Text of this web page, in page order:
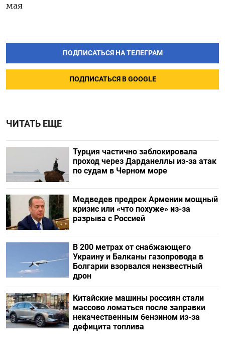
мая
ПОДПИСАТЬСЯ НА ТЕЛЕГРАМ
ПОДПИСАТЬСЯ В GOOGLE
ЧИТАТЬ ЕЩЕ
Турция частично заблокировала
проход через Дарданеллы из-за атак
по судам в Черном море
Медведев предрек Армении мощный
кризис или «что похуже» из-за
разрыва с Россией
В 200 метрах от снабжающего
Украину и Балканы газопровода в
Болгарии взорвался неизвестный
дрон
Китайские машины россиян стали
массово ломаться после заправки
некачественным бензином из-за
дефицита топлива